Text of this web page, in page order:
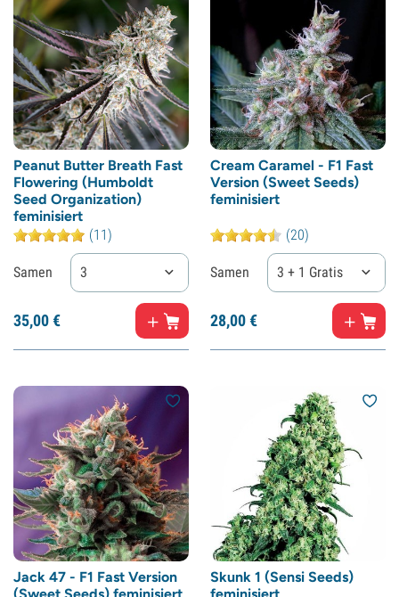
Peanut Butter Breath Fast
Flowering (Humboldt
Seed Organization)
feminisiert
(11)
Samen 3
35,00€
Cream Caramel - F1 Fast
Version (Sweet Seeds)
feminisiert
(20)
Samen 3 + 1 Gratis
28,00€
Jack 47 - F1 Fast Version
Skunk 1 (Sensi Seeds)